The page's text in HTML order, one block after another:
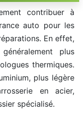
contribuer à
auto pour les
En effet,
plus
thermiques.
plus légère
en acier,
spécialisé.